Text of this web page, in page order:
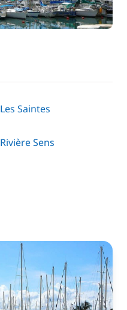
Les Saintes
Rivière Sens